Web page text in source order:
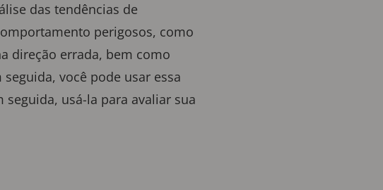
das tendências de
perigosos, como
direção errada, bem como
você pode usar essa
usá-la para avaliar sua